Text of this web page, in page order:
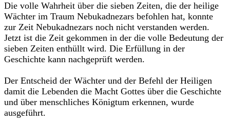
Die volle Wahrheit über die sieben Zeiten, die der heilige
Wächter im Traum Nebukadnezars befohlen hat, konnte
zur Zeit Nebukadnezars noch nicht verstanden werden.
Jetzt ist die Zeit gekommen in der die volle Bedeutung der
sieben Zeiten enthüllt wird. Die Erfüllung in der
Geschichte kann nachgeprüft werden.
Der Entscheid der Wächter und der Befehl der Heiligen
damit die Lebenden die Macht Gottes über die Geschichte
und über menschliches Königtum erkennen, wurde
ausgeführt.